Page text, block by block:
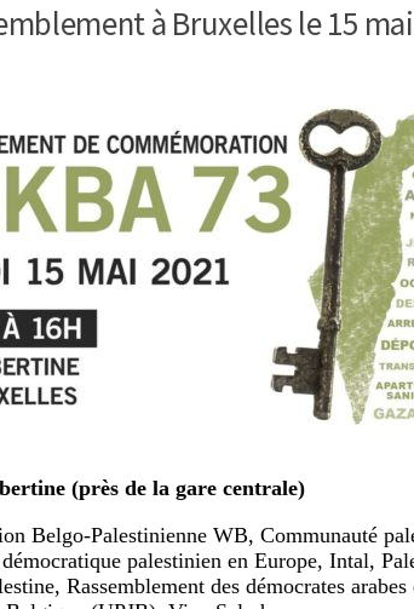
à Bruxelles le 15 mai
(près de la gare centrale)
Belgo-Palestinienne WB, Communauté
palestinien en Europe, Intal,
Rassemblement des démocrates